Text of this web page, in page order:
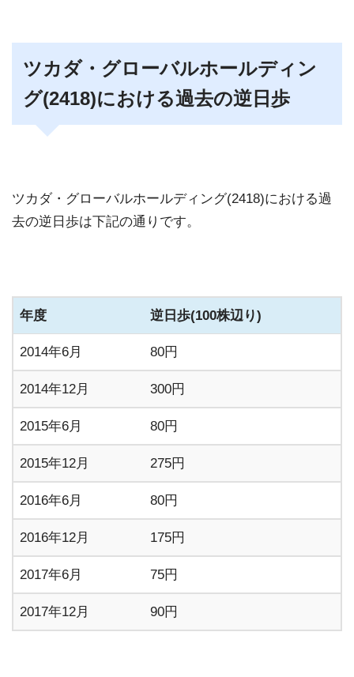
ツカダ・グローバルホールディン
グ(2418)における過去の逆日歩
ツカダ・グローバルホールディング(2418)における過
去の逆日歩は下記の通りです。
年度 逆日歩(100株辺り)
2014年6月 80円
2014年12月 300円
2015年6月 80円
2015年12月 275円
2016年6月 80円
2016年12月 175円
2017年6月 75円
2017年12月 90円